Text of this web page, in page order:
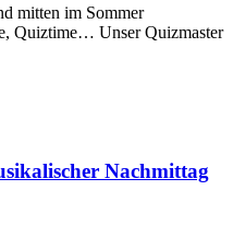
mitten im Sommer
Quiztime… Unser Quizmaster
Nachmittag